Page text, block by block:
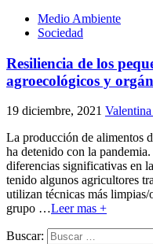
Medio Ambiente
Sociedad
Resiliencia de los
agroecológicos y
19 diciembre, 2021
La producción de alimentos
ha detenido con la
diferencias significativas en
tenido algunos agricultores
utilizan técnicas más
grupo …Leer mas +
Buscar: